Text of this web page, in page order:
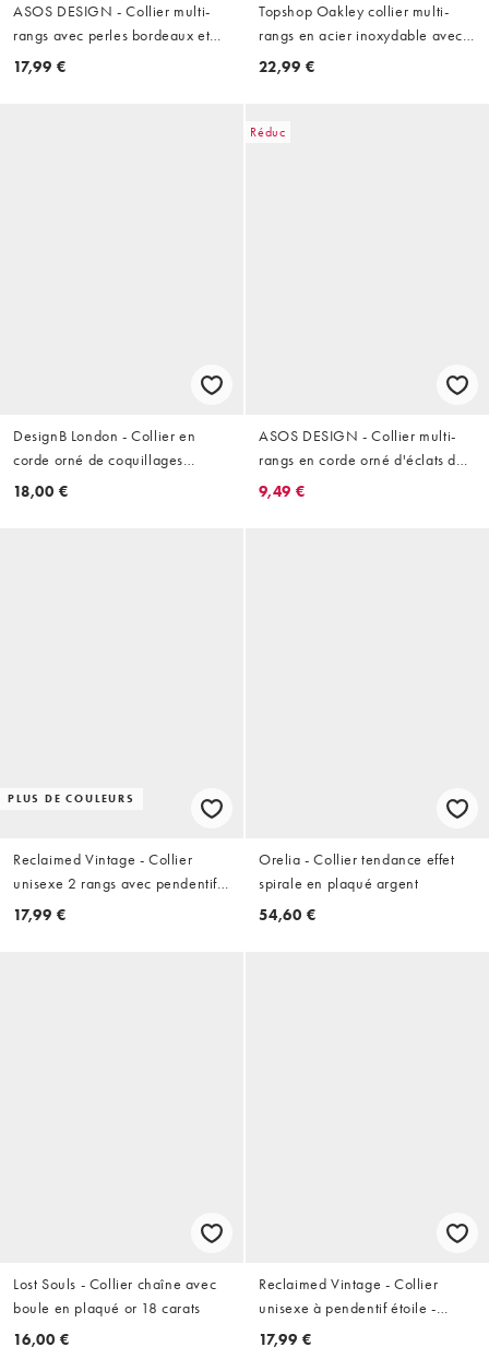
ASOS DESIGN - Collier multi-
rangs avec perles bordeaux et
pendentif étoile de mer - Doré
17,99 €
Topshop Oakley collier multi-
rangs en acier inoxydable avec
pierre bleue argenté
22,99 €
DesignB London - Collier en
corde orné de coquillages
nacrés - Blanc
18,00 €
Réduc
ASOS DESIGN - Collier multi-
rangs en corde orné d'éclats de
résine - Bordeaux
9,49 €
PLUS DE COULEURS
Reclaimed Vintage - Collier
unisexe 2 rangs avec pendentif
vert - Doré
17,99 €
Orelia - Collier tendance effet
spirale en plaqué argent
54,60 €
Lost Souls - Collier chaîne avec
boule en plaqué or 18 carats
16,00 €
Reclaimed Vintage - Collier
unisexe à pendentif étoile -
Argenté
17,99 €